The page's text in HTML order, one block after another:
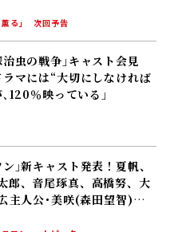
奮闘する中、アサ(美山加
駿谷)が避病院にやってく
る」 次回予告
事
#29 山崎の戦いで明智光
兄弟はいよいよ“天下へ